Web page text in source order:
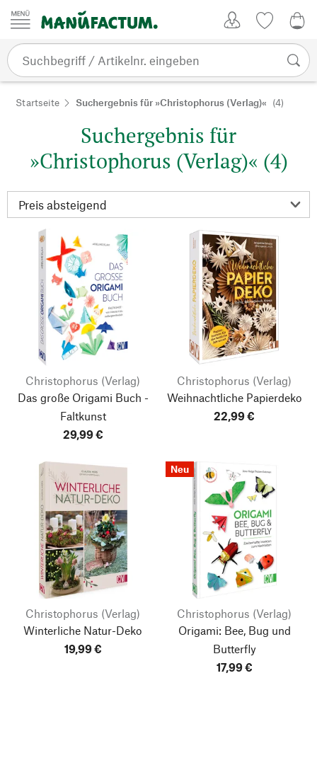
Zum Inhalt springen
Startseite Suchergebnis für »Christophorus (Verlag)« (4)
Suchergebnis für
»Christophorus (Verlag)« (4)
Christophorus (Verlag)
Das große Origami Buch -
Faltkunst
29,99 €
Christophorus (Verlag)
Weihnachtliche Papierdeko
22,99 €
Christophorus (Verlag)
Winterliche Natur-Deko
19,99 €
Neu
Christophorus (Verlag)
Origami: Bee, Bug und
Butterfly
17,99 €